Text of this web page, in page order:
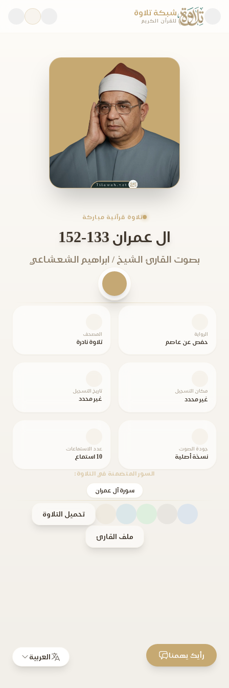
شبكة تلاوة
للقرآن الكريم
تلاوة قرآنية مباركة
ال عمران 133-152
بصوت القارئ الشيخ / ابراهيم الشعشاعي
الرواية
حفص عن عاصم
المصحف
تلاوة نادرة
مكان التسجيل
غير محدد
تاريخ التسجيل
غير محدد
جودة الصوت
نسخة أصلية
عدد الاستماعات
10 استماع
السور المتضمنة في التلاوة:
سورة آل عمران
تحميل التلاوة
ملف القارئ
العربية رأيك يهمنا